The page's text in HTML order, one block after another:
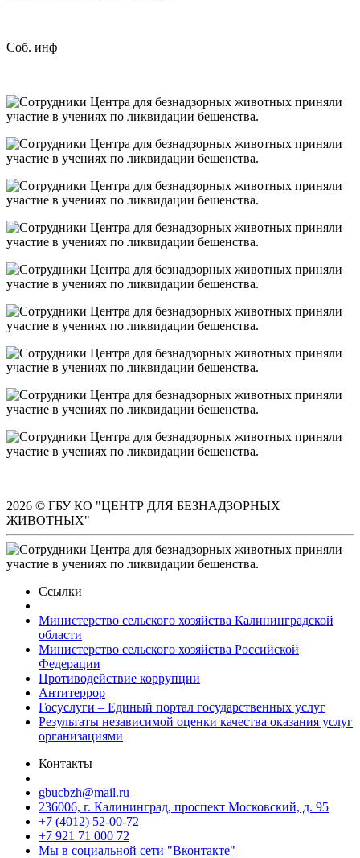
Соб. инф
2026 © ГБУ КО "ЦЕНТР ДЛЯ БЕЗНАДЗОРНЫХ
ЖИВОТНЫХ"
Ссылки
Министерство сельского хозяйства Калининградской
области
Министерство сельского хозяйства Российской
Федерации
Противодействие коррупции
Антитеррор
Госуслуги – Единый портал государственных услуг
Результаты независимой оценки качества оказания услуг
организациями
Контакты
gbucbzh@mail.ru
236006, г. Калининград, проспект Московский, д. 95
+7 (4012) 52-00-72
+7 921 71 000 72
Мы в социальной сети "Вконтакте"